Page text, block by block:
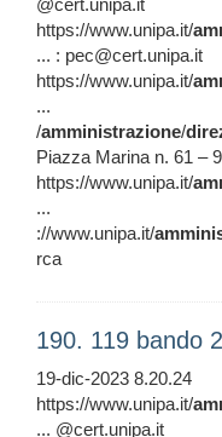
@cert.unipa.it
https://www.unipa.it/
... : pec@cert.unipa.it
https://www.unipa.it/
...
/amministrazione/
Piazza Marina n. 61 –
https://www.unipa.it/
...
://www.unipa.it/
rca
190. 119 bando
19-dic-2023 8.20.24
https://www.unipa.it/
... @cert.unipa.it